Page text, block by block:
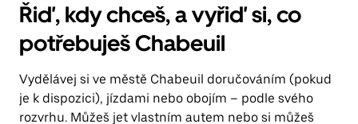
Řiď, kdy chceš, a vyřiď si, co
potřebuješ Chabeuil
Vydělávej si ve městě Chabeuil doručováním (pokud
je k dispozici), jízdami nebo obojím – podle svého
rozvrhu. Můžeš jet vlastním autem nebo si můžeš